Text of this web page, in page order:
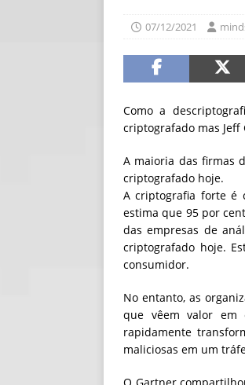
07/12/2021
Como a
criptografado mas Jeff
A maioria das firmas
criptografado hoje.
A criptografia forte é
estima que 95 por
das empresas de
criptografado hoje.
consumidor.
No entanto, as
que vêem valor em
rapidamente
maliciosas em um